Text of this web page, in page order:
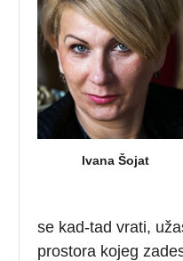
Ivana Šojat
se kad-tad vrati,
prostora kojeg